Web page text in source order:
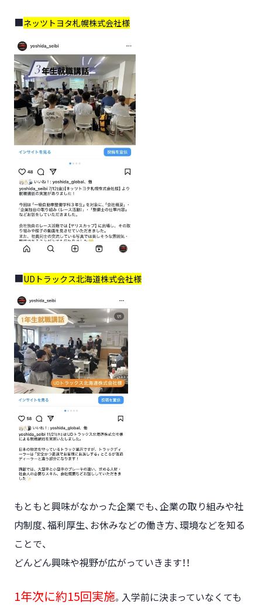
ネッツトヨタ札幌株式会社様
UDトラックス北海道株式会社様
もともと興味がなかった企業でも、企業の取り組みや社
内制度、福利厚生、お休みなどの働き方、環境などを知る
ことで、
どんどん興味や視野が広がっていきます！！
1年次に約15回実施。 入学前に決まっていなくても